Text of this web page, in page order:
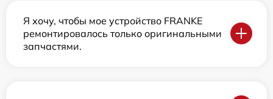
Я хочу, чтобы мое устройство FRANKE
ремонтировалось только оригинальными
запчастями.